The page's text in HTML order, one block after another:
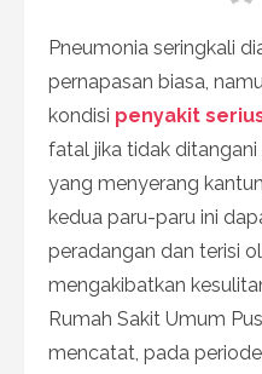
Pneumonia seringkali
pernapasan biasa,
kondisi penyakit
fatal jika tidak
yang menyerang
kedua paru-paru ini
peradangan dan terisi
mengakibatkan
Rumah Sakit Umum
mencatat, pada